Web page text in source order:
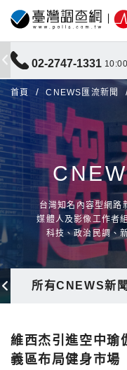
02-2747-1331
首頁 CNEWS匯流新聞
台灣知名內容型網
媒體人及影像工作者
科技、政治民調、
所有CNEWS新聞
維西杰引進空中
義區布局健身市場